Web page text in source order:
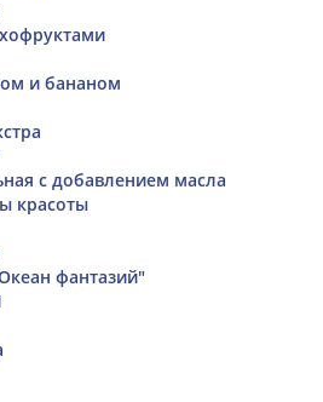
и бананом
с добавлением масла
красоты
фантазий"